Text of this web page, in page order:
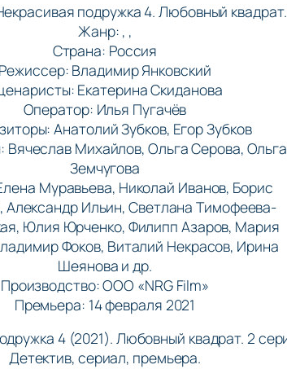
подружка 4. Любовный квадрат.
Жанр: , ,
Страна: Россия
Режиссер: Владимир Янковский
Екатерина Скиданова
Оператор: Илья Пугачёв
Анатолий Зубков, Егор Зубков
Михайлов, Ольга Серова, Ольга
Земчугова
Муравьева, Николай Иванов, Борис
Александр Ильин, Светлана Тимофеева-
Юлия Юрченко, Филипп Азаров, Мария
Фоков, Виталий Некрасов, Ирина
Шеянова и др.
Производство: ООО «NRG Film»
Премьера: 14 февраля 2021
4 (2021). Любовный квадрат. 2
Детектив, сериал, премьера.